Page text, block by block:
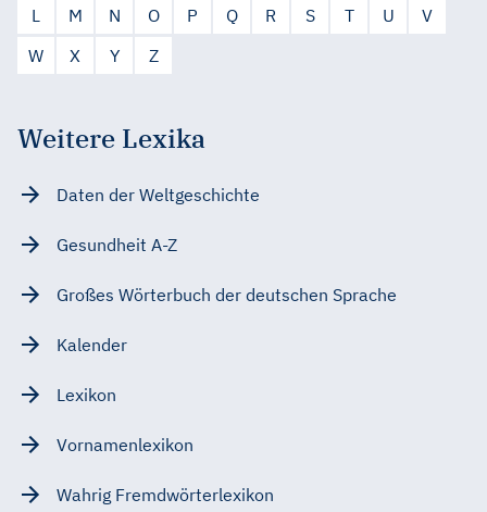
L
M N O P Q R S T U
V
W
X Y Z
Weitere Lexika
Daten der Weltgeschichte
Gesundheit A-Z
Großes Wörterbuch der deutschen Sprache
Kalender
Lexikon
Vornamenlexikon
Wahrig Fremdwörterlexikon